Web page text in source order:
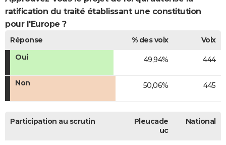
ratification du traité établissant une constitution
pour l'Europe ?
Réponse % des voix
Voix
Oui
49,94% 444
Non 50,06% 445
Participation au scrutin
Pleucade
uc
National